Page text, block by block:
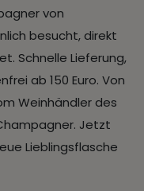
von
besucht, direkt
Schnelle Lieferung,
ab 150 Euro. Von
Weinhändler des
Jetzt
Lieblingsflasche